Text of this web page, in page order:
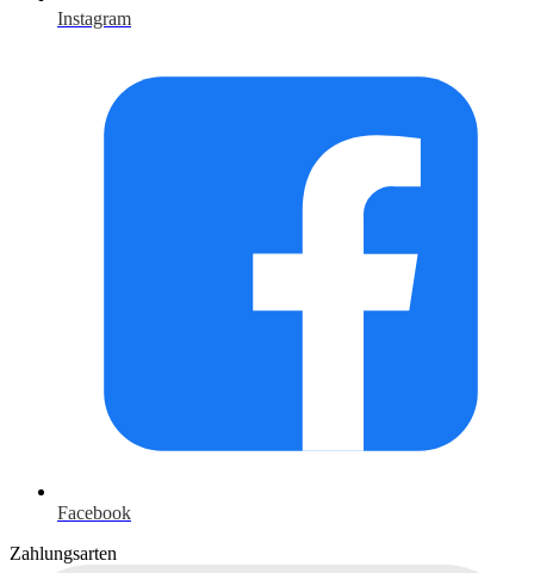
Facebook
Instagram
Zahlungsarten